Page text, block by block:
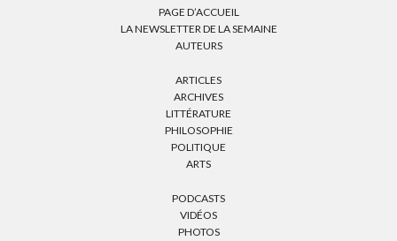
PAGE D’ACCUEIL
LA NEWSLETTER DE LA SEMAINE
AUTEURS
ARTICLES
ARCHIVES
LITTÉRATURE
PHILOSOPHIE
POLITIQUE
ARTS
PODCASTS
VIDÉOS
PHOTOS